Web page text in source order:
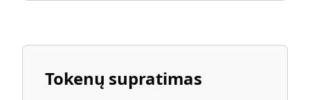
Tokenų supratimas